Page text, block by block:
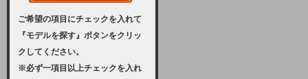
【サーバーメンテナンス実施のお知
らせ】
2023年 9月10日（日曜日）午前8：
サーバーメンテナンスを実施いたし
ご希望の項目にチェックを入れて
『モデルを探す』ボタンをクリッ
クしてください。
※必ず一項目以上チェックを入れ